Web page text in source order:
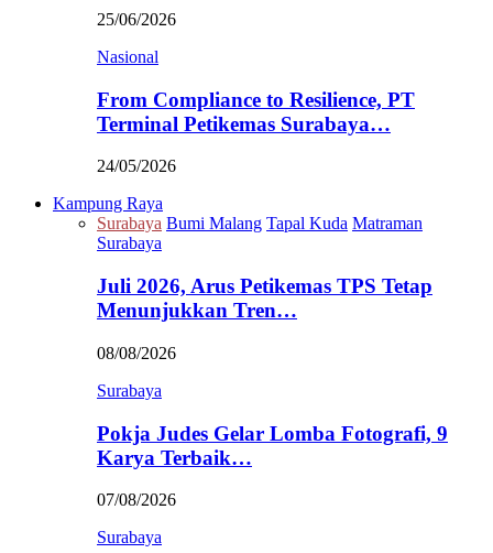
25/06/2026
Nasional
From Compliance to Resilience, PT
Terminal Petikemas Surabaya…
24/05/2026
Kampung Raya
Surabaya Bumi Malang Tapal Kuda Matraman
Surabaya
Juli 2026, Arus Petikemas TPS Tetap
Menunjukkan Tren…
08/08/2026
Surabaya
Pokja Judes Gelar Lomba Fotografi, 9
Karya Terbaik…
07/08/2026
Surabaya